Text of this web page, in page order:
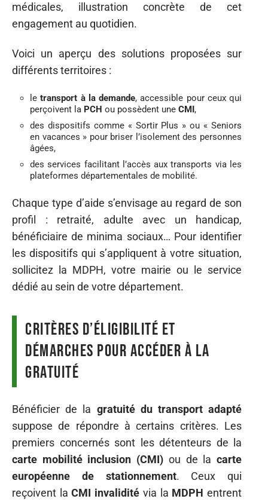
médicales, illustration concrète de cet
engagement au quotidien.
Voici un aperçu des solutions proposées sur
différents territoires :
letransport à la demande, accessible pour ceux qui
perçoivent la PCH ou possèdent une CMI,
des dispositifs comme « Sortir Plus » ou « Seniors
en vacances » pour briser l’isolement des personnes
âgées,
des services facilitant l’accès aux transports via les
plateformes départementales de mobilité.
Chaque type d’aide s’envisage au regard de son
profil : retraité, adulte avec un handicap,
bénéficiaire de minima sociaux… Pour identifier
les dispositifs qui s’appliquent à votre situation,
sollicitez la MDPH, votre mairie ou le service
dédié au sein de votre département.
Critères d’éligibilité et
démarches pour accéder à la
gratuité
Bénéficier de la gratuité du transport adapté
suppose de répondre à certains critères. Les
premiers concernés sont les détenteurs de la
carte mobilité inclusion (CMI) ou de lacarte
européenne de stationnement. Ceux qui
reçoivent laCMI invalidité via la MDPH entrent